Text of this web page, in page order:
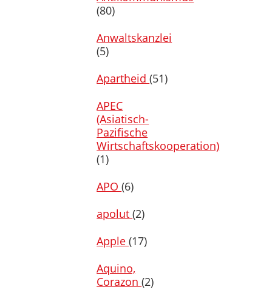
(80)
Anwaltskanzlei
(5)
Apartheid(51)
APEC
(Asiatisch-
Pazifische
Wirtschaftskooperation)
(1)
APO(6)
apolut(2)
Apple(17)
Aquino,
Corazon(2)